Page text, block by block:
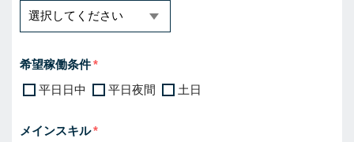
希望稼働条件
平日日中
平日夜間 土日
メインスキル